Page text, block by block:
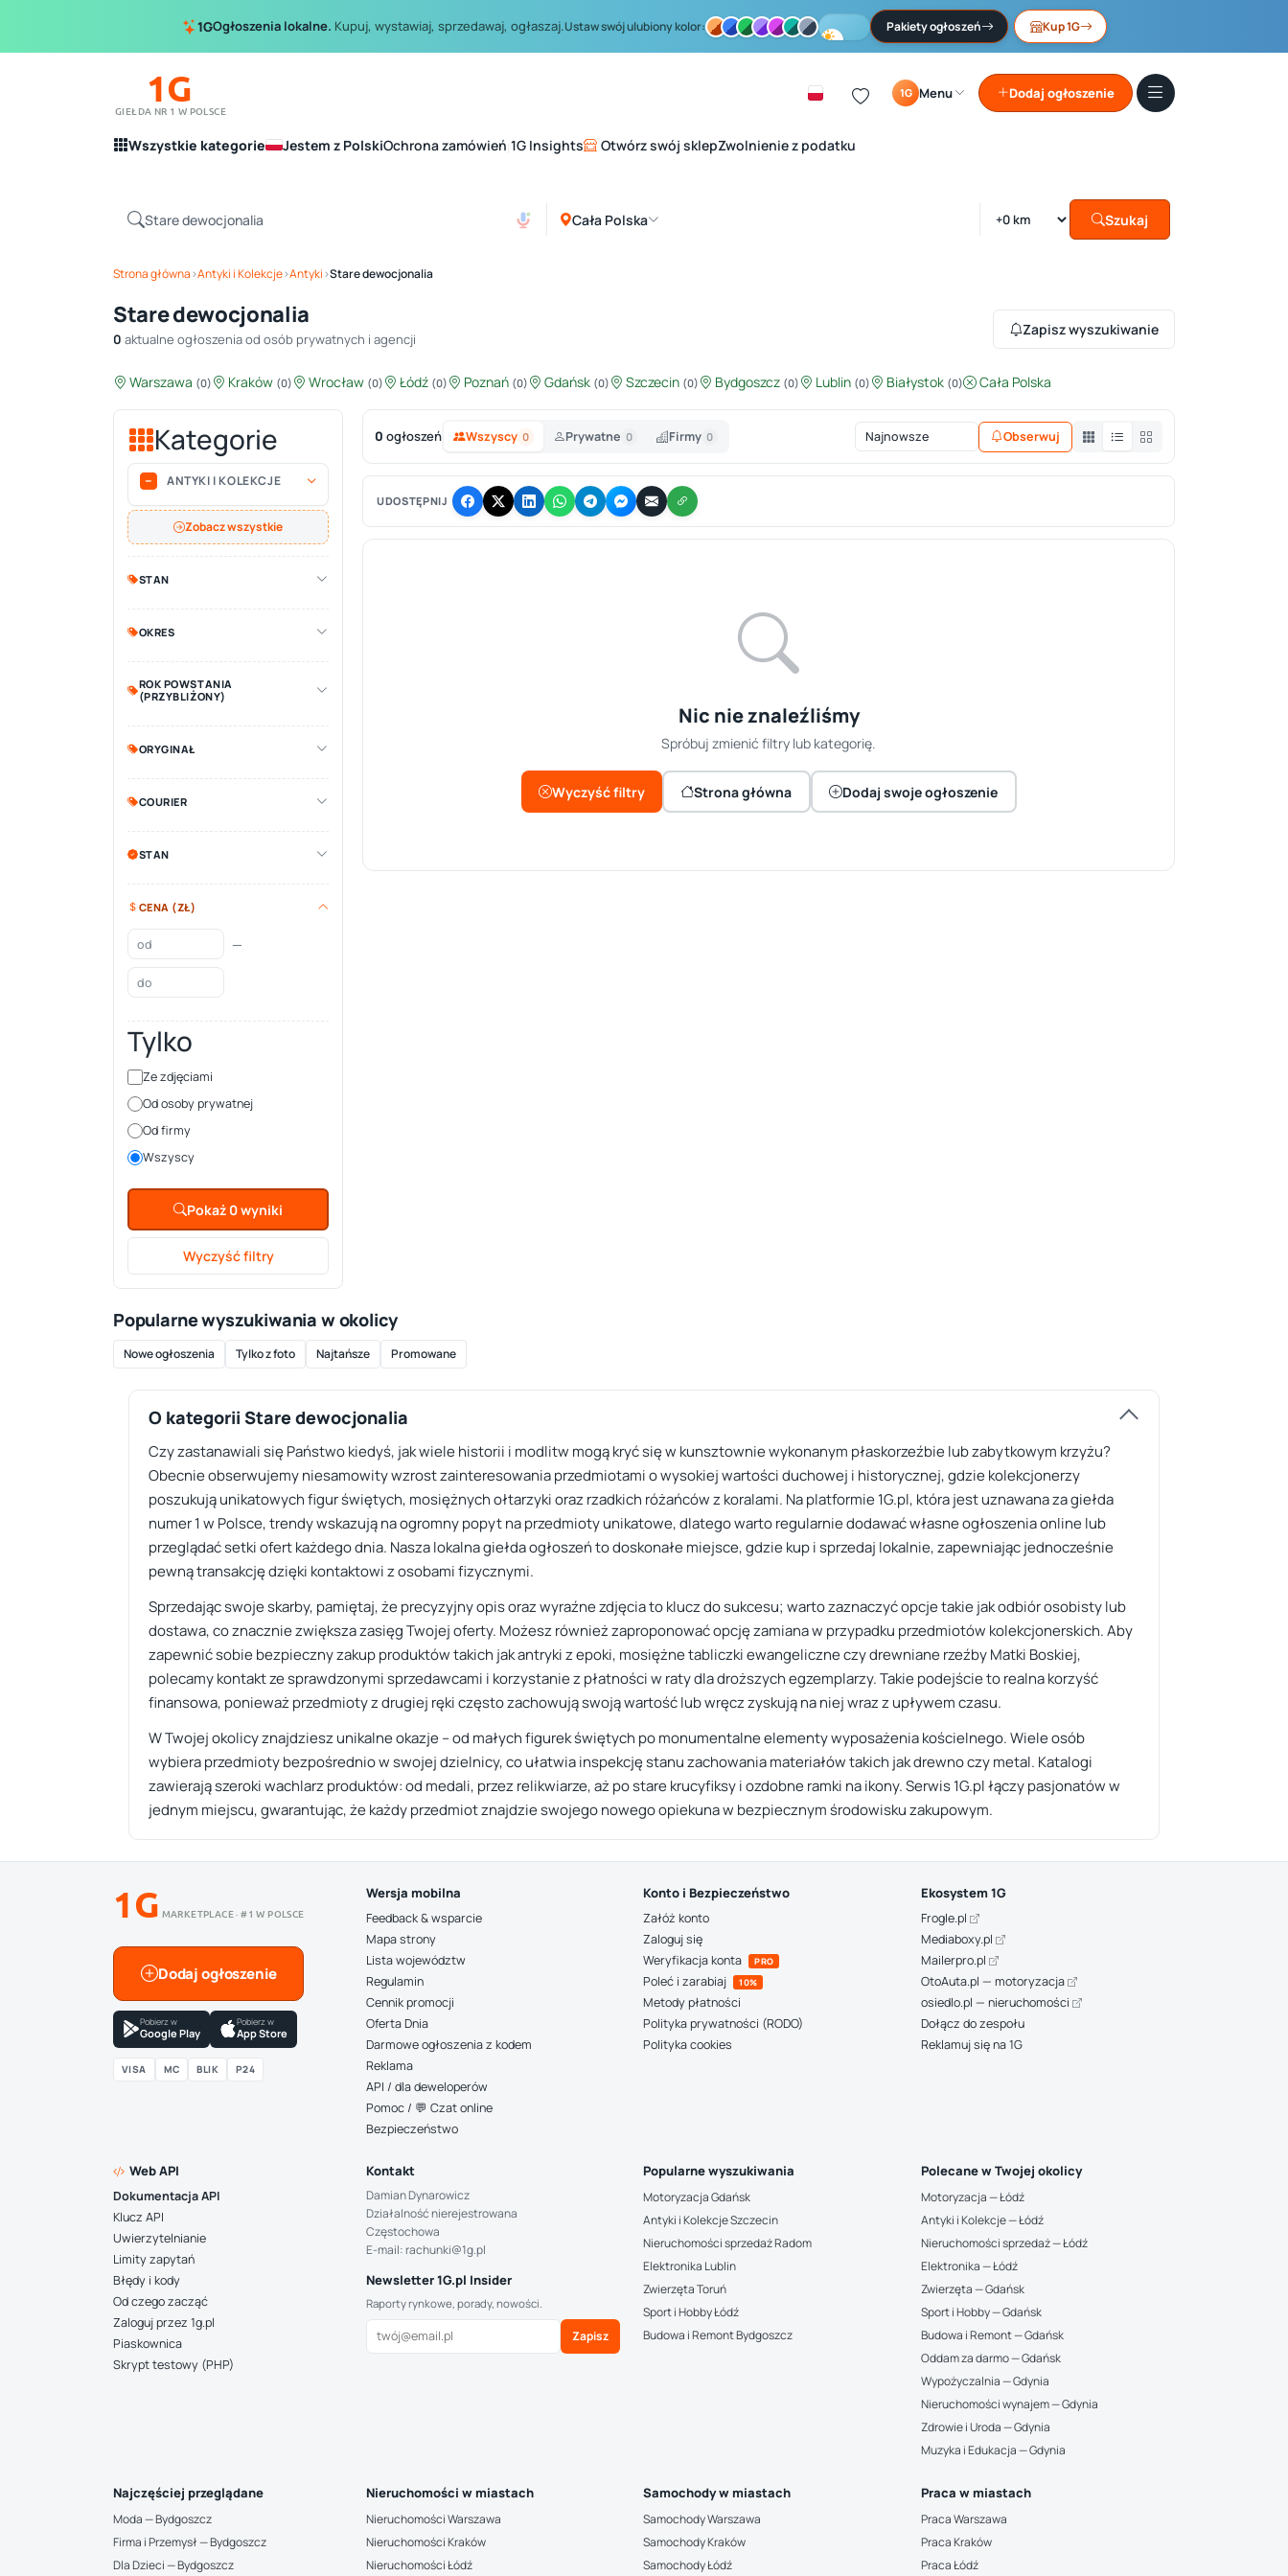
1GOgłoszenia lokalne. Kupuj, wystawiaj, sprzedawaj, ogłaszaj.Ustaw swój ulubiony kolor: Pakiety ogłoszeń Kup 1G
1G
GIEŁDA NR 1 W POLSCE
1G Menu Dodaj ogłoszenie
Wszystkie kategorie Jestem z PolskiOchrona zamówień 1G Insights Otwórz swój sklepZwolnienie z podatku
Cała Polska Szukaj
Strona główna›Antyki i Kolekcje›Antyki›Stare dewocjonalia
Stare dewocjonalia
0 aktualne ogłoszenia od osób prywatnych i agencji
Zapisz wyszukiwanie
Warszawa (0) Kraków (0) Wrocław (0) Łódź (0) Poznań (0) Gdańsk (0) Szczecin (0) Bydgoszcz (0) Lublin (0) Białystok (0) Cała Polska
Kategorie
ANTYKI I KOLEKCJE
Zobacz wszystkie
STAN
OKRES
ROK POWSTANIA
(PRZYBLIŻONY)
ORYGINAŁ
COURIER
STAN
CENA (ZŁ)
—
Tylko
Ze zdjęciami
Od osoby prywatnej
Od firmy
Wszyscy
Pokaż 0 wyniki
Wyczyść filtry
0 ogłoszeń Wszyscy 0 Prywatne 0 Firmy 0 Obserwuj
UDOSTĘPNIJ
Nic nie znaleźliśmy
Spróbuj zmienić filtry lub kategorię.
Wyczyść filtry Strona główna Dodaj swoje ogłoszenie
Popularne wyszukiwania w okolicy
Nowe ogłoszenia Tylko z foto Najtańsze Promowane
O kategorii Stare dewocjonalia
Czy zastanawiali się Państwo kiedyś, jak wiele historii i modlitw mogą kryć się w kunsztownie wykonanym płaskorzeźbie lub zabytkowym krzyżu?
Obecnie obserwujemy niesamowity wzrost zainteresowania przedmiotami o wysokiej wartości duchowej i historycznej, gdzie kolekcjonerzy
poszukują unikatowych figur świętych, mosiężnych ołtarzyki oraz rzadkich różańców z koralami. Na platformie 1G.pl, która jest uznawana za giełda
numer 1 w Polsce, trendy wskazują na ogromny popyt na przedmioty unikatowe, dlatego warto regularnie dodawać własne ogłoszenia online lub
przeglądać setki ofert każdego dnia. Nasza lokalna giełda ogłoszeń to doskonałe miejsce, gdzie kup i sprzedaj lokalnie, zapewniając jednocześnie
pewną transakcję dzięki kontaktowi z osobami fizycznymi.
Sprzedając swoje skarby, pamiętaj, że precyzyjny opis oraz wyraźne zdjęcia to klucz do sukcesu; warto zaznaczyć opcje takie jak odbiór osobisty lub
dostawa, co znacznie zwiększa zasięg Twojej oferty. Możesz również zaproponować opcję zamiana w przypadku przedmiotów kolekcjonerskich. Aby
zapewnić sobie bezpieczny zakup produktów takich jak antryki z epoki, mosiężne tabliczki ewangeliczne czy drewniane rzeźby Matki Boskiej,
polecamy kontakt ze sprawdzonymi sprzedawcami i korzystanie z płatności w raty dla droższych egzemplarzy. Takie podejście to realna korzyść
finansowa, ponieważ przedmioty z drugiej ręki często zachowują swoją wartość lub wręcz zyskują na niej wraz z upływem czasu.
W Twojej okolicy znajdziesz unikalne okazje – od małych figurek świętych po monumentalne elementy wyposażenia kościelnego. Wiele osób
wybiera przedmioty bezpośrednio w swojej dzielnicy, co ułatwia inspekcję stanu zachowania materiałów takich jak drewno czy metal. Katalogi
zawierają szeroki wachlarz produktów: od medali, przez relikwiarze, aż po stare krucyfiksy i ozdobne ramki na ikony. Serwis 1G.pl łączy pasjonatów w
jednym miejscu, gwarantując, że każdy przedmiot znajdzie swojego nowego opiekuna w bezpiecznym środowisku zakupowym.
1G MARKETPLACE · #1 W POLSCE
Dodaj ogłoszenie
Pobierz w
Google Play
Pobierz w
App Store
VISA MC BLIK P24
Wersja mobilna
Feedback & wsparcie
Mapa strony
Lista województw
Regulamin
Cennik promocji
Oferta Dnia
Darmowe ogłoszenia z kodem
Reklama
API / dla deweloperów
Pomoc / 💬 Czat online
Bezpieczeństwo
Konto i Bezpieczeństwo
Załóż konto
Zaloguj się
Weryfikacja konta
PRO
Poleć i zarabiaj 10%
Metody płatności
Polityka prywatności (RODO)
Polityka cookies
Ekosystem 1G
Frogle.pl
Mediaboxy.pl
Mailerpro.pl
OtoAuta.pl — motoryzacja
osiedlo.pl — nieruchomości
Dołącz do zespołu
Reklamuj się na 1G
Web API
Dokumentacja API
Klucz API
Uwierzytelnianie
Limity zapytań
Błędy i kody
Od czego zacząć
Zaloguj przez 1g.pl
Piaskownica
Skrypt testowy (PHP)
Kontakt
Damian Dynarowicz
Działalność nierejestrowana
Częstochowa
E-mail: rachunki@1g.pl
Newsletter 1G.pl Insider
Raporty rynkowe, porady, nowości.
Zapisz
Popularne wyszukiwania
Motoryzacja Gdańsk
Antyki i Kolekcje Szczecin
Nieruchomości sprzedaż Radom
Elektronika Lublin
Zwierzęta Toruń
Sport i Hobby Łódź
Budowa i Remont Bydgoszcz
Polecane w Twojej okolicy
Motoryzacja — Łódź
Antyki i Kolekcje — Łódź
Nieruchomości sprzedaż — Łódź
Elektronika — Łódź
Zwierzęta — Gdańsk
Sport i Hobby — Gdańsk
Budowa i Remont — Gdańsk
Oddam za darmo — Gdańsk
Wypożyczalnia — Gdynia
Nieruchomości wynajem — Gdynia
Zdrowie i Uroda — Gdynia
Muzyka i Edukacja — Gdynia
Najczęściej przeglądane
Moda — Bydgoszcz
Firma i Przemysł — Bydgoszcz
Dla Dzieci — Bydgoszcz
Nieruchomości w miastach
Nieruchomości Warszawa
Nieruchomości Kraków
Nieruchomości Łódź
Samochody w miastach
Samochody Warszawa
Samochody Kraków
Samochody Łódź
Praca w miastach
Praca Warszawa
Praca Kraków
Praca Łódź